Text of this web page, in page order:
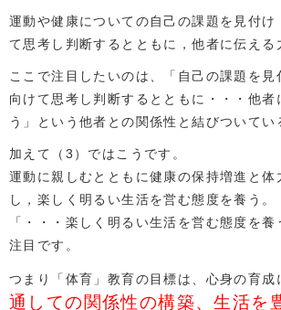
運動や健康についての自己の課題を見付け
て思考し判断するとともに，他者に伝える
ここで注目したいのは、「自己の課題を見
向けて思考し判断するとともに・・・他者
う」という他者との関係性と結びついてい
加えて（3）ではこうです。
運動に親しむとともに健康の保持増進と体
し，楽しく明るい生活を営む態度を養う。
「・・・楽しく明るい生活を営む態度を養
注目です。
つまり「体育」教育の目標は、心身の育成
通しての関係性の構築、生活を